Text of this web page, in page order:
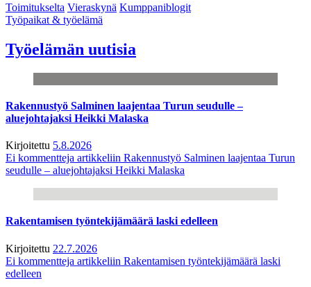
Toimitukselta Vieraskynä Kumppaniblogit
Työpaikat & työelämä
Työelämän uutisia
Rakennustyö Salminen laajentaa Turun seudulle –
aluejohtajaksi Heikki Malaska
Kirjoitettu 5.8.2026
Ei kommentteja artikkeliin Rakennustyö Salminen laajentaa Turun
seudulle – aluejohtajaksi Heikki Malaska
Rakentamisen työntekijämäärä laski edelleen
Kirjoitettu 22.7.2026
Ei kommentteja artikkeliin Rakentamisen työntekijämäärä laski
edelleen